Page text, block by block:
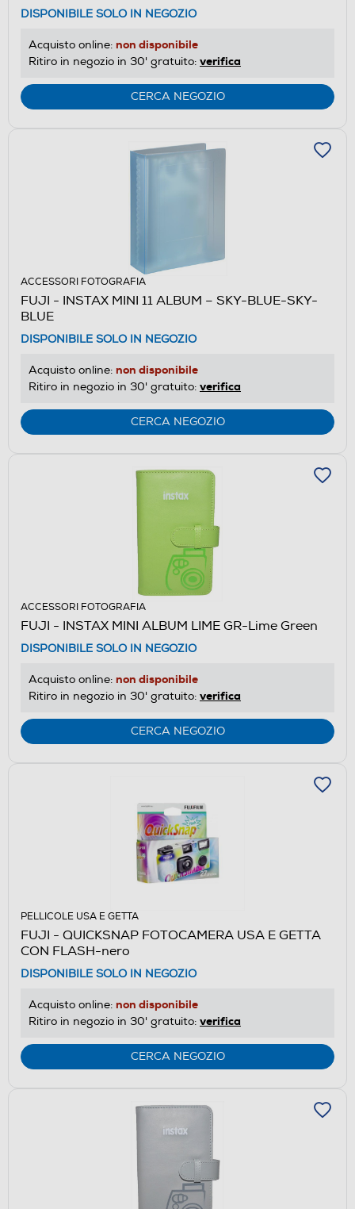
DISPONIBILE SOLO IN NEGOZIO
Acquisto online: non disponibile
Ritiro in negozio in 30' gratuito: verifica
CERCA NEGOZIO
ACCESSORI FOTOGRAFIA
FUJI - INSTAX MINI 11 ALBUM – SKY-BLUE-SKY-
BLUE
DISPONIBILE SOLO IN NEGOZIO
Acquisto online: non disponibile
Ritiro in negozio in 30' gratuito: verifica
CERCA NEGOZIO
ACCESSORI FOTOGRAFIA
FUJI - INSTAX MINI ALBUM LIME GR-Lime Green
DISPONIBILE SOLO IN NEGOZIO
Acquisto online: non disponibile
Ritiro in negozio in 30' gratuito: verifica
CERCA NEGOZIO
PELLICOLE USA E GETTA
FUJI - QUICKSNAP FOTOCAMERA USA E GETTA
CON FLASH-nero
DISPONIBILE SOLO IN NEGOZIO
Acquisto online: non disponibile
Ritiro in negozio in 30' gratuito: verifica
CERCA NEGOZIO